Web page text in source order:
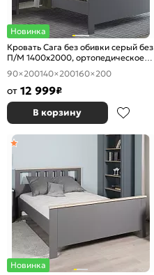
Новинка
Кровать Сага без обивки серый без
П/М 1400x2000, ортопедическое
основание, изголовье жесткое
90×200140×200160×200
от 12 999₽
В корзину
Новинка